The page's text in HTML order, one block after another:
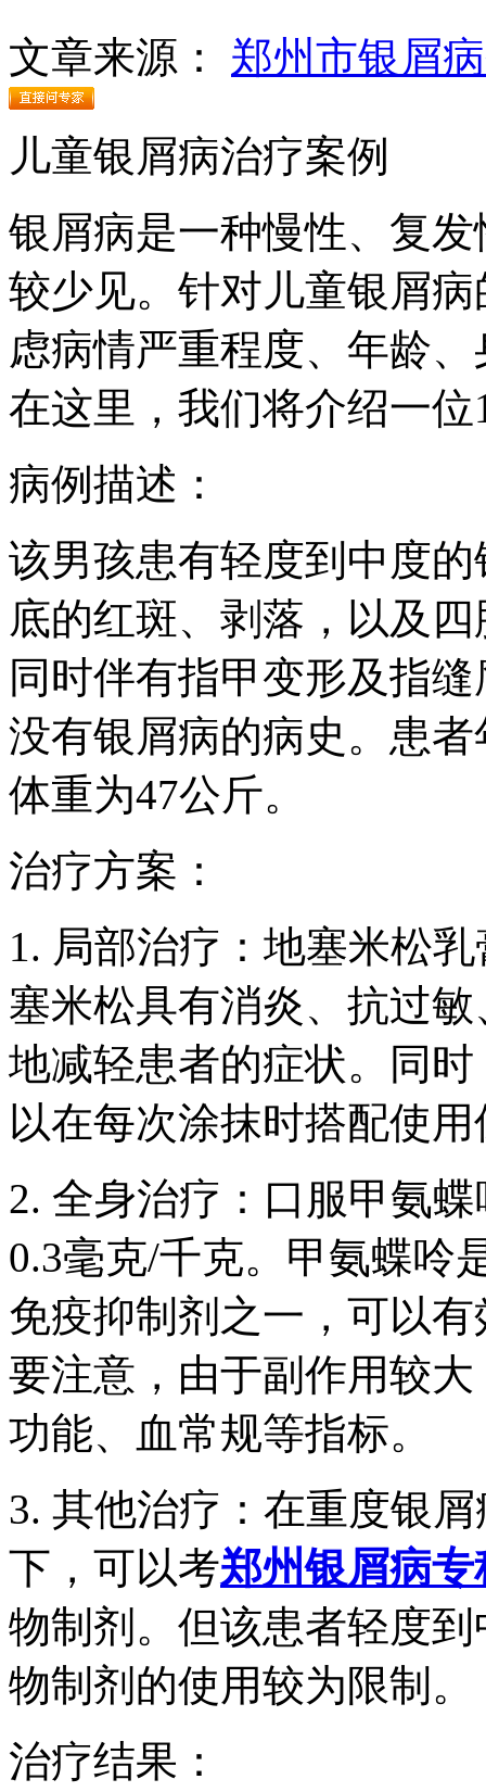
文章来源： 郑州市银屑
儿童银屑病治疗案例
银屑病是一种慢性、复
较少见。针对儿童银屑
虑病情严重程度、年龄
在这里，我们将介绍一
病例描述：
该男孩患有轻度到中度
底的红斑、剥落，以及
同时伴有指甲变形及指
没有银屑病的病史。患
体重为47公斤。
治疗方案：
1. 局部治疗：地塞米松
塞米松具有消炎、抗过
地减轻患者的症状。同
以在每次涂抹时搭配使
2. 全身治疗：口服甲氨
0.3毫克/千克。甲氨蝶呤
免疫抑制剂之一，可以
要注意，由于副作用较
功能、血常规等指标。
3. 其他治疗：在重度银
下，可以考郑州银屑病专
物制剂。但该患者轻度
物制剂的使用较为限制。
治疗结果：